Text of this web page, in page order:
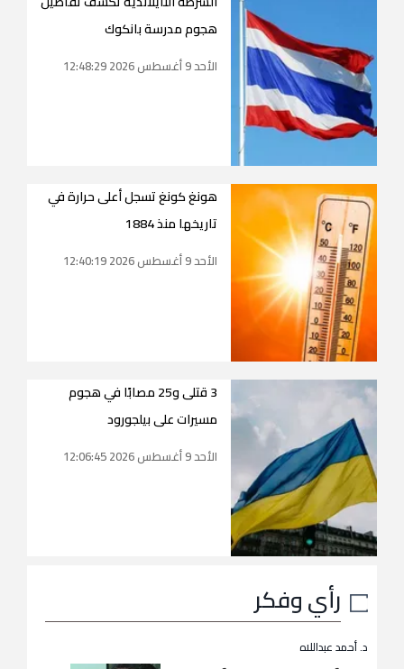
هجوم مدرسة بانكوك
الأحد 9 أغسطس 2026 12:48:29
هونغ كونغ تسجل أعلى حرارة في
تاريخها منذ 1884
الأحد 9 أغسطس 2026 12:40:19
3 قتلى و25 مصابًا في هجوم
مسيرات على بيلجورود
الأحد 9 أغسطس 2026 12:06:45
رأي وفكر
د. أحمد عبداللاه